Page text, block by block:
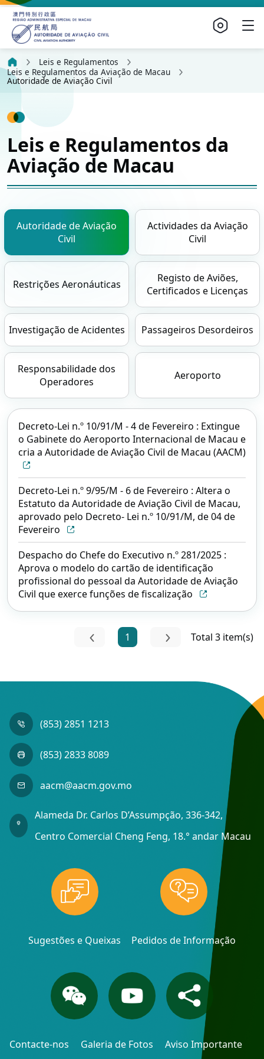
Leis e Regulamentos
Leis e Regulamentos da Aviação de Macau
Autoridade de Aviação Civil
Leis e Regulamentos da
Aviação de Macau
Autoridade de Aviação
Civil
Actividades da Aviação
Civil
Restrições Aeronáuticas
Registo de Aviões,
Certificados e Licenças
Investigação de Acidentes Passageiros Desordeiros
Responsabilidade dos
Operadores
Aeroporto
Decreto-Lei n.º 10/91/M - 4 de Fevereiro : Extingue
o Gabinete do Aeroporto Internacional de Macau e
cria a Autoridade de Aviação Civil de Macau (AACM)
Decreto-Lei n.º 9/95/M - 6 de Fevereiro : Altera o
Estatuto da Autoridade de Aviação Civil de Macau,
aprovado pelo Decreto- Lei n.º 10/91/M, de 04 de
Fevereiro
Despacho do Chefe do Executivo n.º 281/2025 :
Aprova o modelo do cartão de identificação
profissional do pessoal da Autoridade de Aviação
Civil que exerce funções de fiscalização
1 Total 3 item(s)
(853) 2851 1213
(853) 2833 8089
aacm@aacm.gov.mo
Alameda Dr. Carlos D’Assumpção, 336-342,
Centro Comercial Cheng Feng, 18.° andar Macau
Sugestões e Queixas Pedidos de Informação
Contacte-nos Galeria de Fotos Aviso Importante